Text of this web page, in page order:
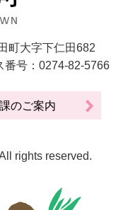
町大字下仁田682
番号：0274-82-5766
のご案内
rights reserved.